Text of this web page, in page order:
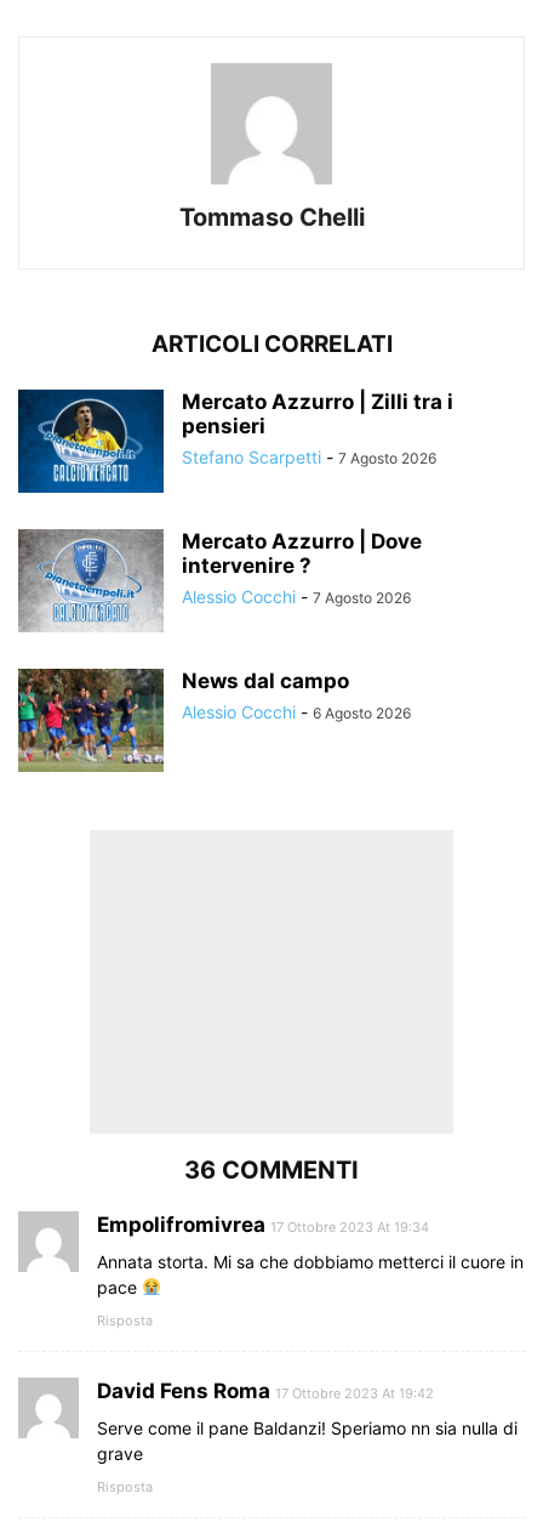
Tommaso Chelli
ARTICOLI CORRELATI
Mercato Azzurro | Zilli tra i
pensieri
Stefano Scarpetti - 7 Agosto 2026
Mercato Azzurro | Dove
intervenire ?
Alessio Cocchi - 7 Agosto 2026
News dal campo
Alessio Cocchi - 6 Agosto 2026
36 COMMENTI
Empolifromivrea 17 Ottobre 2023 At 19:34
Annata storta. Mi sa che dobbiamo metterci il cuore in
pace
Risposta
David Fens Roma 17 Ottobre 2023 At 19:42
Serve come il pane Baldanzi! Speriamo nn sia nulla di
grave
Risposta